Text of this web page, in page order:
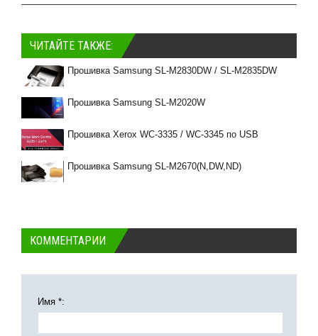
ЧИТАЙТЕ ТАКЖЕ:
Прошивка Samsung SL-M2830DW / SL-M2835DW
Прошивка Samsung SL-M2020W
Прошивка Xerox WC-3335 / WC-3345 по USB
Прошивка Samsung SL-M2670(N,DW,ND)
КОММЕНТАРИИ
Имя *: